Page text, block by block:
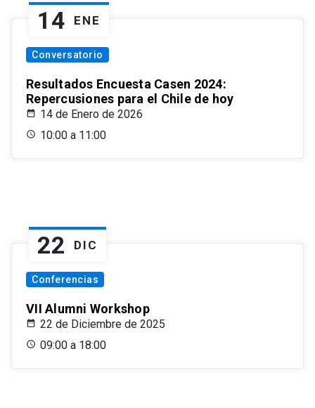
14 ENE
Conversatorio
Resultados Encuesta Casen 2024:
Repercusiones para el Chile de hoy
14 de Enero de 2026
10:00 a 11:00
22 DIC
Conferencias
VII Alumni Workshop
22 de Diciembre de 2025
09:00 a 18:00